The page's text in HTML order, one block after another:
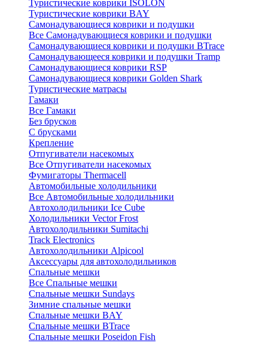
Туристические коврики ISOLON
Туристические коврики BAY
Самонадувающиеся коврики и подушки
Все Самонадувающиеся коврики и подушки
Самонадувающиеся коврики и подушки BTrace
Самонадувающееся коврики и подушки Tramp
Самонадувающиеся коврики RSP
Самонадувающиеся коврики Golden Shark
Туристические матрасы
Гамаки
Все Гамаки
Без брусков
С брусками
Крепление
Отпугиватели насекомых
Все Отпугиватели насекомых
Фумигаторы Thermacell
Автомобильные холодильники
Все Автомобильные холодильники
Автохолодильники Ice Cube
Холодильники Vector Frost
Автохолодильники Sumitachi
Track Electronics
Автохолодильники Alpicool
Аксессуары для автохолодильников
Спальные мешки
Все Спальные мешки
Спальные мешки Sundays
Зимние спальные мешки
Спальные мешки BAY
Спальные мешки BTrace
Спальные мешки Poseidon Fish